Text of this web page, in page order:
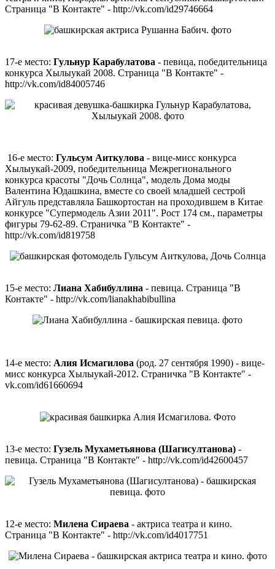
Страница "В Контакте" - http://vk.com/id29746664
17-е место: Гульнур Карабулатова - певица, победительница
конкурса Хылыукай 2008. Страница "В Контакте" -
http://vk.com/id84005746
16-е место: Гульсум Аиткулова - вице-мисс конкурса
Хылыукай-2009, победительница Межрегионального
конкурса красоты "Дочь Солнца", модель Дома моды
Валентина Юдашкина, вместе со своей младшей сестрой
Айгуль представляла Башкортостан на проходившем в Китае
конкурсе "Супермодель Азии 2011". Рост 174 см., параметры
фигуры 79-62-89. Страничка "В Контакте" -
http://vk.com/id819758
15-е место: Лиана Хабибуллина - певица. Страница "В
Контакте" - http://vk.com/lianakhabibullina
14-е место: Алия Исмагилова (род. 27 сентября 1990) - вице-
мисс конкурса Хылыукай-2012. Страничка "В Контакте" -
vk.com/id61660694
13-е место: Гузель Мухаметьянова (Шагисултанова) -
певица. Страница "В Контакте" - http://vk.com/id42600457
12-е место: Милена Сираева - актриса театра и кино.
Страница "В Контакте" - http://vk.com/id4017751